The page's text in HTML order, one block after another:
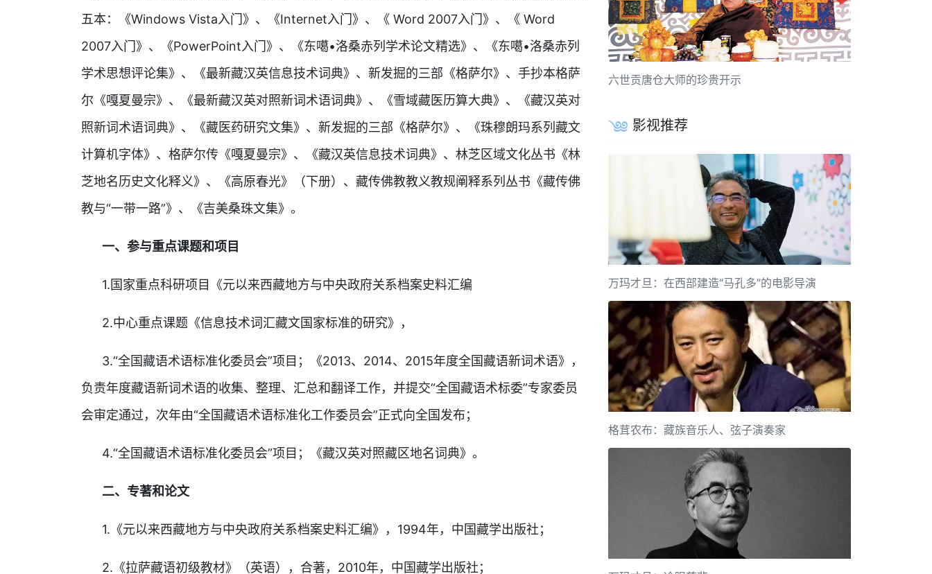
五本：《Windows Vista入门》、《Internet入门》、《 Word 2007入门》、《 Word
2007入门》、《PowerPoint入门》、《东噶•洛桑赤列学术论文精选》、《东噶•洛桑赤列
学术思想评论集》、《最新藏汉英信息技术词典》、新发掘的三部《格萨尔》、手抄本格萨
尔《嘎夏曼宗》、《最新藏汉英对照新词术语词典》、《雪域藏医历算大典》、《藏汉英对
照新词术语词典》、《藏医药研究文集》、新发掘的三部《格萨尔》、《珠穆朗玛系列藏文
计算机字体》、格萨尔传《嘎夏曼宗》、《藏汉英信息技术词典》、林芝区域文化丛书《林
芝地名历史文化释义》、《高原春光》（下册）、藏传佛教教义教规阐释系列丛书《藏传佛
教与“一带一路”》、《吉美桑珠文集》。
一、参与重点课题和项目
1.国家重点科研项目《元以来西藏地方与中央政府关系档案史料汇编
2.中心重点课题《信息技术词汇藏文国家标准的研究》，
3.“全国藏语术语标准化委员会”项目；《2013、2014、2015年度全国藏语新词术语》，
负责年度藏语新词术语的收集、整理、汇总和翻译工作，并提交“全国藏语术标委”专家委员
会审定通过，次年由“全国藏语术语标准化工作委员会”正式向全国发布；
4.“全国藏语术语标准化委员会”项目；《藏汉英对照藏区地名词典》。
二、专著和论文
1.《元以来西藏地方与中央政府关系档案史料汇编》，1994年，中国藏学出版社；
2.《拉萨藏语初级教材》（英语），合著，2010年，中国藏学出版社；
六世贡唐仓大师的珍贵开示
影视推荐
万玛才旦：在西部建造“马孔多”的电影导演
格茸农布：藏族音乐人、弦子演奏家